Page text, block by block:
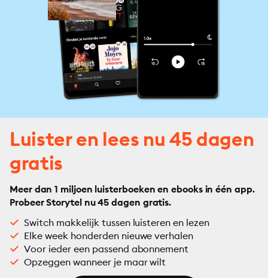
Luister en lees nu 45 dagen
gratis
Meer dan 1 miljoen luisterboeken en ebooks in één app.
Probeer Storytel nu 45 dagen gratis.
Switch makkelijk tussen luisteren en lezen
Elke week honderden nieuwe verhalen
Voor ieder een passend abonnement
Opzeggen wanneer je maar wilt